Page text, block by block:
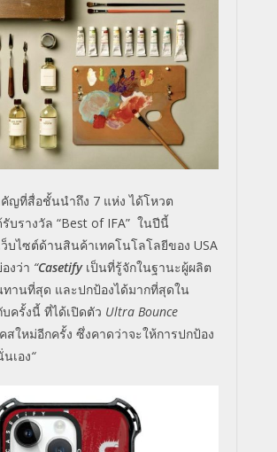
ญที่สื่อชั้นนำถึง 7 แห่ง ได้โหวต
บรางวัล “Best of IFA” ในปีนี้
ว็บไซต์ด้านสินค้าเทคโนโลโลยีของ USA
งว่า “Casetify เป็นที่รู้จักในฐานะผู้ผลิต
ทานที่สุด และปกป้องได้มากที่สุดใน
บครั้งนี้ ที่ได้เปิดตัว Ultra Bounce
สใหม่อีกครั้ง ซึ่งคาดว่าจะให้การปกป้อง
เอง“